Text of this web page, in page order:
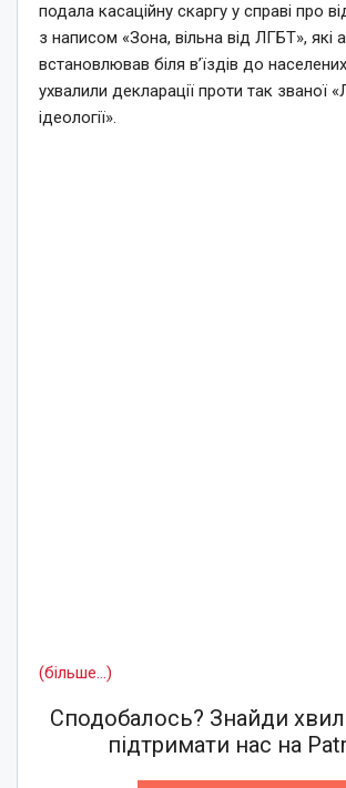
подала касаційну скаргу у справі про
з написом «Зона, вільна від ЛГБТ», які
встановлював біля в’їздів до
ухвалили декларації проти так званої
ідеології».
(більше…)
Сподобалось? Знайди
підтримати нас на